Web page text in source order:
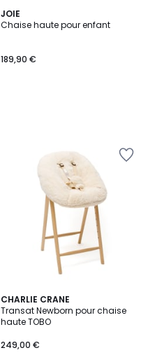
JOIE
Chaise haute pour enfant
189,90 €
CHARLIE CRANE
Transat Newborn pour chaise
haute TOBO
249,00 €